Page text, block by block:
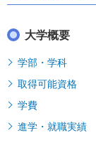
大学概要
学部・学科
取得可能資格
学費
進学・就職実績